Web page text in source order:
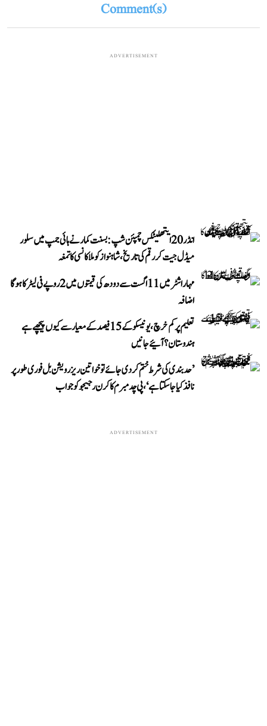
Comment(s)
ADVERTISEMENT
انڈر 20 ایتھلیٹکس چمپئن شپ: بسنت کمار نے ہائی جمپ میں سلور
میڈل جیت کر رقم کی تاریخ، شاہنواز کو ملا کانسی کا تمغہ
مہاراشٹر میں 11 اگست سے دودھ کی قیمتوں میں 2 روپے فی لیٹر کا ہوگا
اضافہ
تعلیم پر کم خرچ، یونیسکو کے 15 فیصد کے معیار سے کیوں پیچھے ہے
ہندوستان؟ آئیے جانیں
’حد بندی کی شرط ختم کر دی جائے تو خواتین ریزرویشن بل فوری طور پر
نافذ کیا جا سکتا ہے‘، پی چدمبرم کا کرن رجیجو کو جواب
ADVERTISEMENT